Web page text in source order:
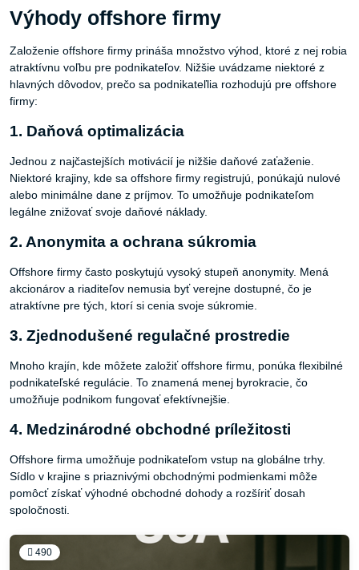
Výhody offshore firmy
Založenie offshore firmy prináša množstvo výhod, ktoré z nej robia
atraktívnu voľbu pre podnikateľov. Nižšie uvádzame niektoré z
hlavných dôvodov, prečo sa podnikateľlia rozhodujú pre offshore
firmy:
1. Daňová optimalizácia
Jednou z najčastejších motivácií je nižšie daňové zaťaženie.
Niektoré krajiny, kde sa offshore firmy registrujú, ponúkajú nulové
alebo minimálne dane z príjmov. To umožňuje podnikateľom
legálne znižovať svoje daňové náklady.
2. Anonymita a ochrana súkromia
Offshore firmy často poskytujú vysoký stupeň anonymity. Mená
akcionárov a riaditeľov nemusia byť verejne dostupné, čo je
atraktívne pre tých, ktorí si cenia svoje súkromie.
3. Zjednodušené regulačné prostredie
Mnoho krajín, kde môžete založiť offshore firmu, ponúka flexibilné
podnikateľské regulácie. To znamená menej byrokracie, čo
umožňuje podnikom fungovať efektívnejšie.
4. Medzinárodné obchodné príležitosti
Offshore firma umožňuje podnikateľom vstup na globálne trhy.
Sídlo v krajine s priaznivými obchodnými podmienkami môže
pomôcť získať výhodné obchodné dohody a rozšíriť dosah
spoločnosti.
490